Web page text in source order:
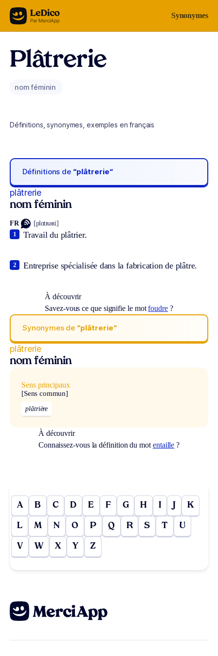
Aller au contenu Synonymes
Plâtrerie
nom féminin
Définitions, synonymes, exemples en français
Définitions de “plâtrerie“
plâtrerie
nom féminin
FR [plɑtʀəʀi]
Travail du plâtrier.
1
Entreprise spécialisée dans la fabrication de plâtre.
2
À découvrir
Savez-vous ce que signifie le motfoudre?
Synonymes de “plâtrerie“
plâtrerie
nom féminin
Sens principaux
[Sens commun]
plâtrière
À découvrir
Connaissez-vous la définition du mot entaille ?
A B C D E F G H I J K
L M N O P Q R S T U
V W X Y Z